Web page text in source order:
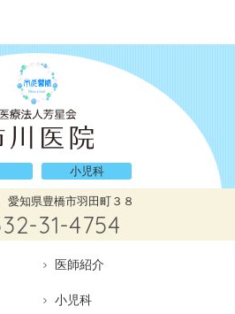
小児科
愛知県豊橋市羽田町３８
31-4754
医師紹介
小児科